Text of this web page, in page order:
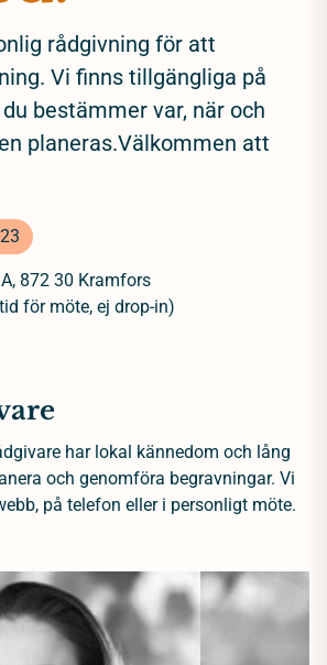
rådgivning för att
Vi finns tillgängliga på
bestämmer var, när och
planeras.Välkommen att
872 30 Kramfors
för möte, ej drop-in)
har lokal kännedom och lång
och genomföra begravningar. Vi
på telefon eller i personligt möte.